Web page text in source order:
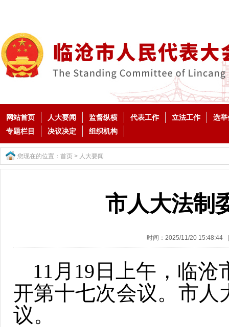
网站首页 人大要闻 监督纵横 代表工作 立法工作
选举
专题栏目
决议决定 组织机构
您现在的位置： 首页 > 人大要闻
市人大法制
时间：2025/11/20 15:48:44
11月19日上午，临
开第十七次会议。市人
议。